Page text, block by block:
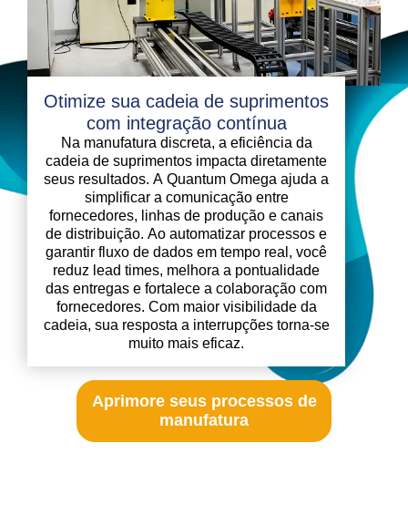
Otimize sua cadeia de suprimentos
com integração contínua
Na manufatura discreta, a eficiência da
cadeia de suprimentos impacta diretamente
seus resultados. A Quantum Omega ajuda a
simplificar a comunicação entre
fornecedores, linhas de produção e canais
de distribuição. Ao automatizar processos e
garantir fluxo de dados em tempo real, você
reduz lead times, melhora a pontualidade
das entregas e fortalece a colaboração com
fornecedores. Com maior visibilidade da
cadeia, sua resposta a interrupções torna-se
muito mais eficaz.
Aprimore seus processos de
manufatura